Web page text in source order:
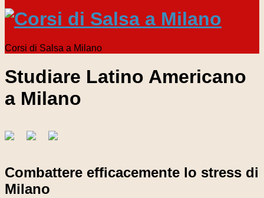
Corsi di Salsa a Milano
Studiare Latino Americano
a Milano
Combattere efficacemente lo stress di
Milano